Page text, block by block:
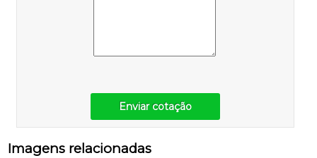
Enviar cotação
Imagens relacionadas